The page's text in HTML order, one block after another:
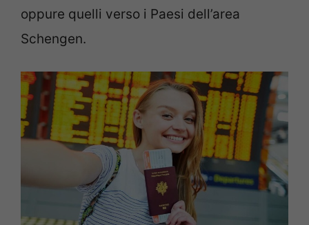
oppure quelli verso i Paesi dell’area
Schengen.